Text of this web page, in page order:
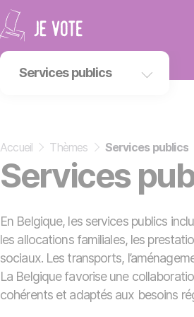
Services publics
Enseignement
International
Économie
Accueil Thèmes Services publics
Services
En Belgique, les services publics
les allocations familiales, les
sociaux. Les transports,
La Belgique favorise une
cohérents et adaptés aux besoins
Panneau de gestion des cookies